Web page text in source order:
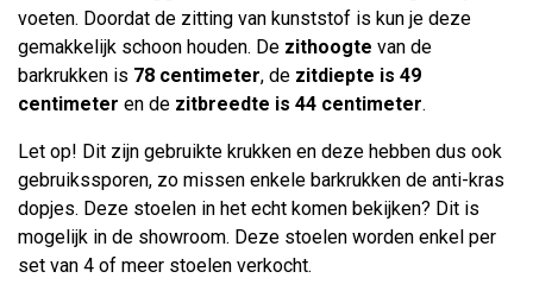
voeten. Doordat de zitting van kunststof is kun je deze
gemakkelijk schoon houden. De zithoogte van de
barkrukken is 78 centimeter, de zitdiepte is 49
centimeter en de zitbreedte is 44 centimeter.
Let op! Dit zijn gebruikte krukken en deze hebben dus ook
gebruikssporen, zo missen enkele barkrukken de anti-kras
dopjes. Deze stoelen in het echt komen bekijken? Dit is
mogelijk in de showroom. Deze stoelen worden enkel per
set van 4 of meer stoelen verkocht.